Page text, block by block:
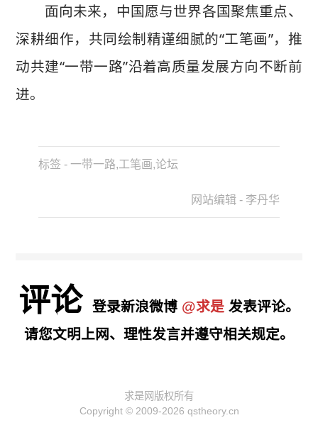
面向未来，中国愿与世界各国聚焦重点、
深耕细作，共同绘制精谨细腻的“工笔画”，推
动共建“一带一路”沿着高质量发展方向不断前
进。
标签 - 一带一路,工笔画,论坛
网站编辑 - 李丹华
评论 登录新浪微博 @求是 发表评论。
请您文明上网、理性发言并遵守相关规定。
求是网版权所有
Copyright © 2009-2026 qstheory.cn